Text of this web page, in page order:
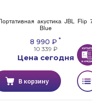
Портативная акустика JBL Flip
Blue
8 990 ₽ *
10 339 ₽
Цена сегодня
В корзину